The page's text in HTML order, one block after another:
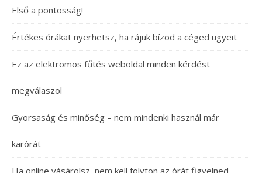
Első a pontosság!
Értékes órákat nyerhetsz, ha rájuk bízod a céged ügyeit
Ez az elektromos fűtés weboldal minden kérdést
megválaszol
Gyorsaság és minőség – nem mindenki használ már
karórát
Ha online vásárolsz, nem kell folyton az órát figyelned